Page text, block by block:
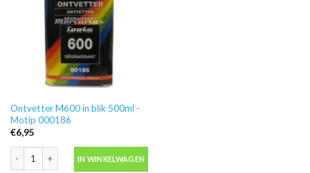
Ontvetter M600 in blik 500ml -
Motip 000186
€6,95
Ontvetter M600 in blik 500ml -Motip 000186 aantal
IN WINKELWAGEN